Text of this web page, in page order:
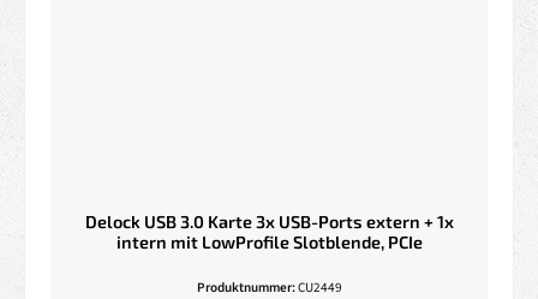
Delock USB 3.0 Karte 3x USB-Ports extern + 1x
intern mit LowProfile Slotblende, PCIe
Produktnummer:CU2449